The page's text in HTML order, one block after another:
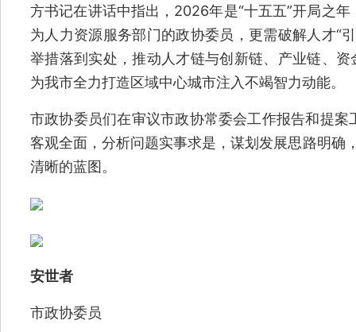
方书记在讲话中指出，2026年是“十五五”开局之
为人力资源服务部门的政协委员，更需破解人才“
举措落到实处，推动人才链与创新链、产业链、
为我市全力打造区域中心城市注入不竭智力动能。
市政协委员们在审议市政协常委会工作报告和提
客观全面，分析问题实事求是，谋划发展思路明
清晰的蓝图。
安世者
市政协委员